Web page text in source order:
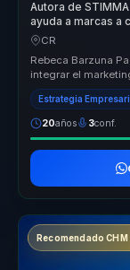
Autora de
ayuda a marcas a
posicionamiento y
CR
Rebeca Barzuna
integrar el
enfoque únic...
Estrategia
20años 3conf.
Recomendado CHM